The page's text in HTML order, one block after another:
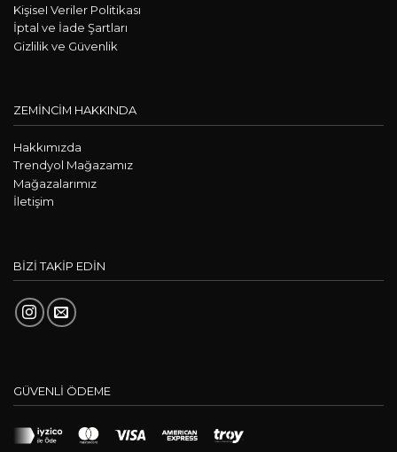
KişiseI Veriler Politikası
İptal ve İade Şartları
Gizlilik ve Güvenlik
ZEMİNCİM HAKKINDA
Hakkımızda
Trendyol Mağazamız
Mağazalarımız
İletişim
BİZİ TAKİP EDİN
GÜVENLİ ÖDEME